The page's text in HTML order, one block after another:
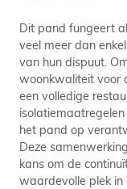
Dit pand fungeert
veel meer dan
van hun dispuut.
woonkwaliteit voor
een volledige
het pand op
Deze
kans om de
waardevolle plek